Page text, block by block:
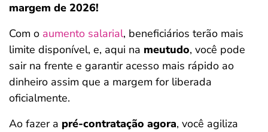
margem de 2026!
Com o aumento salarial, beneficiários terão mais
limite disponível, e, aqui na meutudo, você pode
sair na frente e garantir acesso mais rápido ao
dinheiro assim que a margem for liberada
oficialmente.
Ao fazer a pré-contratação agora, você agiliza